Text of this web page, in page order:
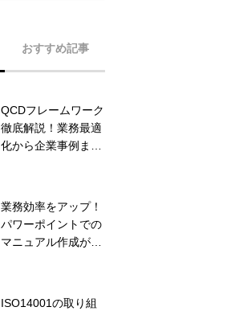
おすすめ記事
QCDフレームワーク
徹底解説！業務最適
化から企業事例ま
法
業務効率をアップ！
パワーポイントでの
マニュアル作成がも
ISO14001の取り組
属人化解消が必要な
理由と効果的な方
法！なぜ属人化が起
リーダーシップが
鍵！従業員エンゲー
ジメントを高めるリ
「仕組み化」の5ス